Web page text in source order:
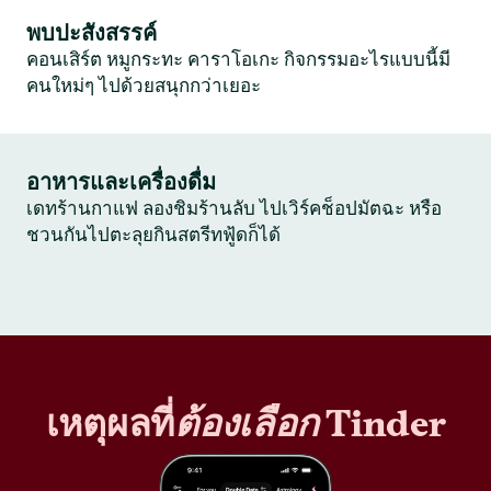
พบปะสังสรรค์
คอนเสิร์ต หมูกระทะ คาราโอเกะ กิจกรรมอะไรแบบนี้มี
คนใหม่ๆ ไปด้วยสนุกกว่าเยอะ
อาหารและเครื่องดื่ม
เดทร้านกาแฟ ลองชิมร้านลับ ไปเวิร์คช็อปมัตฉะ หรือ
ชวนกันไปตะลุยกินสตรีทฟู้ดก็ได้
เหตุผลที่ต้องเลือกTinder